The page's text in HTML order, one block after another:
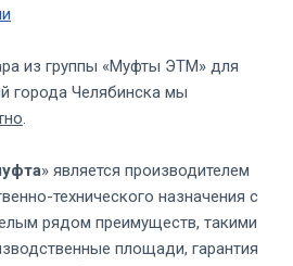
из группы «Муфты ЭТМ» для
города Челябинска мы
.
» является производителем
технического назначения с
рядом преимуществ, такими
площади, гарантия